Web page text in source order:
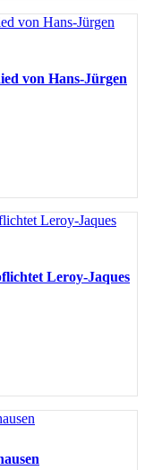
von Hans-Jürgen
Leroy-Jaques